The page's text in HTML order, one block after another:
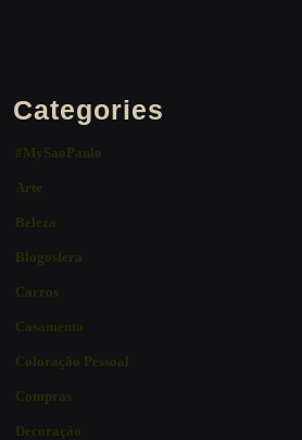
Categories
#MySaoPaulo
Arte
Beleza
Blogosfera
Carros
Casamento
Coloração Pessoal
Compras
Decoração